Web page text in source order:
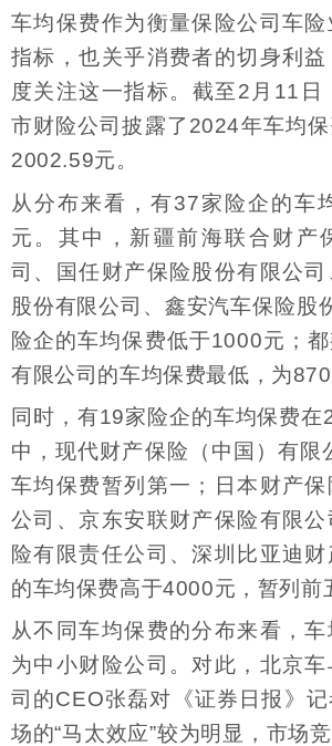
车均保费作为衡量保险公司车
指标，也关乎消费者的切身利
度关注这一指标。截至2月11日
市财险公司披露了2024年车均
2002.59元。
从分布来看，有37家险企的车
元。其中，新疆前海联合财产
司、国任财产保险股份有限公
股份有限公司、鑫安汽车保险股
险企的车均保费低于1000元；
有限公司的车均保费最低，为870
同时，有19家险企的车均保费在
中，现代财产保险（中国）有限
车均保费暂列第一；日本财产
公司、京东安联财产保险有限
险有限责任公司、深圳比亚迪财
的车均保费高于4000元，暂列前
从不同车均保费的分布来看，
为中小财险公司。对此，北京
司的CEO张磊对《证券日报》
场的“马太效应”较为明显，市场